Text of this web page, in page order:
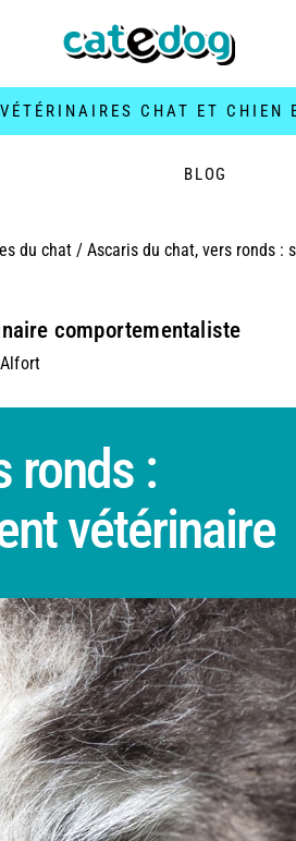
CHAT ET CHIEN
BLOG
du chat/ Ascaris du chat, vers ronds :
comportementaliste
ronds :
vétérinaire